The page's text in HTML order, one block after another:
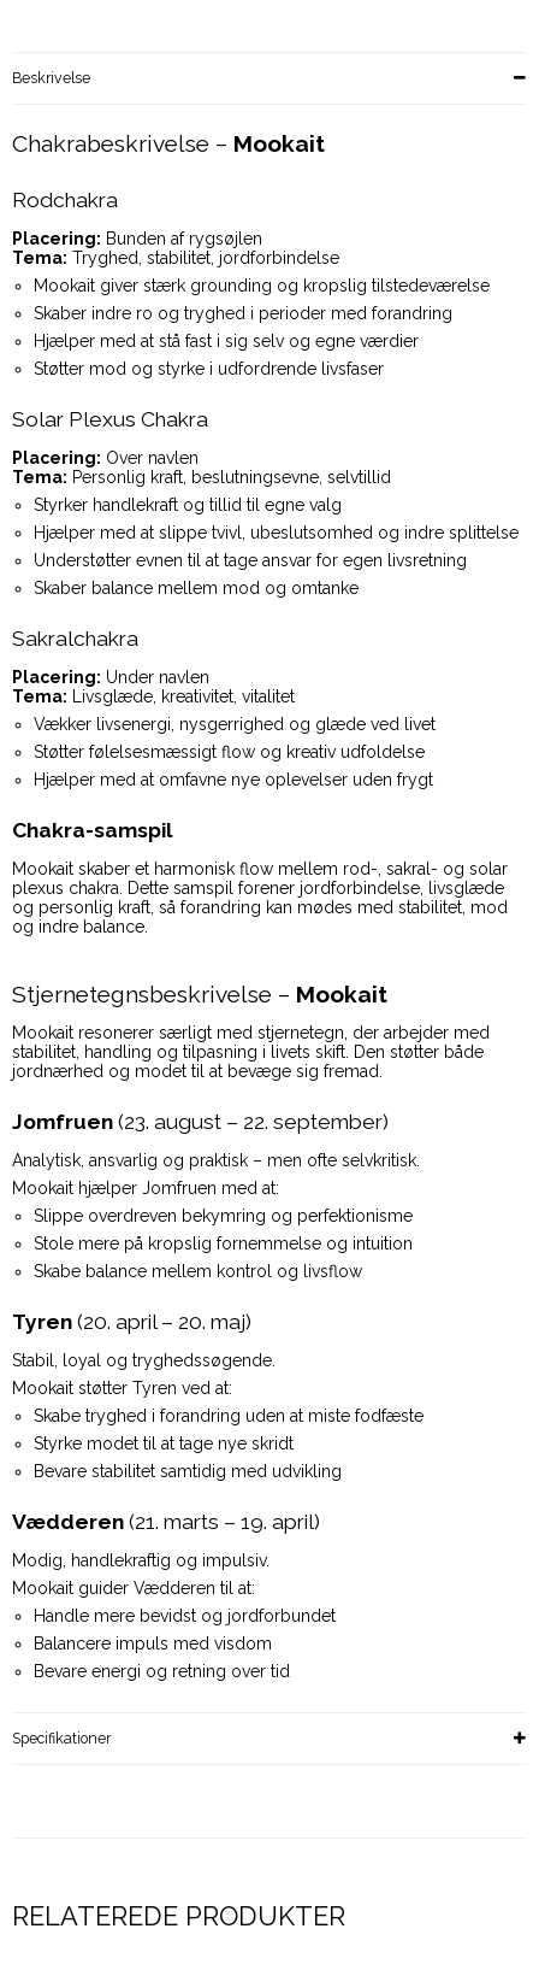
Beskrivelse
Chakrabeskrivelse – Mookait
Rodchakra
Placering: Bunden af rygsøjlen
Tema: Tryghed, stabilitet, jordforbindelse
Mookait giver stærk grounding og kropslig tilstedeværelse
Skaber indre ro og tryghed i perioder med forandring
Hjælper med at stå fast i sig selv og egne værdier
Støtter mod og styrke i udfordrende livsfaser
Solar Plexus Chakra
Placering: Over navlen
Tema: Personlig kraft, beslutningsevne, selvtillid
Styrker handlekraft og tillid til egne valg
Hjælper med at slippe tvivl, ubeslutsomhed og indre splittelse
Understøtter evnen til at tage ansvar for egen livsretning
Skaber balance mellem mod og omtanke
Sakralchakra
Placering: Under navlen
Tema: Livsglæde, kreativitet, vitalitet
Vækker livsenergi, nysgerrighed og glæde ved livet
Støtter følelsesmæssigt flow og kreativ udfoldelse
Hjælper med at omfavne nye oplevelser uden frygt
Chakra-samspil
Mookait skaber et harmonisk flow mellem rod-, sakral- og solar
plexus chakra. Dette samspil forener jordforbindelse, livsglæde
og personlig kraft, så forandring kan mødes med stabilitet, mod
og indre balance.
Stjernetegnsbeskrivelse – Mookait
Mookait resonerer særligt med stjernetegn, der arbejder med
stabilitet, handling og tilpasning i livets skift. Den støtter både
jordnærhed og modet til at bevæge sig fremad.
Jomfruen (23. august – 22. september)
Analytisk, ansvarlig og praktisk – men ofte selvkritisk.
Mookait hjælper Jomfruen med at:
Slippe overdreven bekymring og perfektionisme
Stole mere på kropslig fornemmelse og intuition
Skabe balance mellem kontrol og livsflow
Tyren (20. april – 20. maj)
Stabil, loyal og tryghedssøgende.
Mookait støtter Tyren ved at:
Skabe tryghed i forandring uden at miste fodfæste
Styrke modet til at tage nye skridt
Bevare stabilitet samtidig med udvikling
Vædderen (21. marts – 19. april)
Modig, handlekraftig og impulsiv.
Mookait guider Vædderen til at:
Handle mere bevidst og jordforbundet
Balancere impuls med visdom
Bevare energi og retning over tid
Specifikationer
RELATEREDE PRODUKTER